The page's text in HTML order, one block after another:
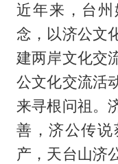
近年来，台州
念，以济公文
建两岸文化交
公文化交流活
来寻根问祖。
善，济公传
产，天台山济